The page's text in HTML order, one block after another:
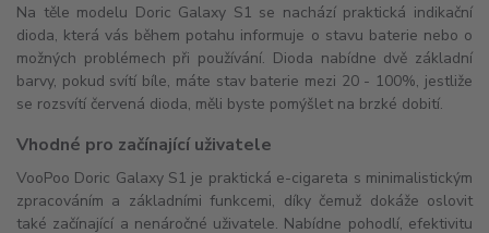
Na těle modelu Doric Galaxy S1 se nachází praktická indikační
dioda, která vás během potahu informuje o stavu baterie nebo o
možných problémech při používání. Dioda nabídne dvě základní
barvy, pokud svítí bíle, máte stav baterie mezi 20 - 100%, jestliže
se rozsvítí červená dioda, měli byste pomýšlet na brzké dobití.
Vhodné pro začínající uživatele
VooPoo Doric Galaxy S1 je praktická e-cigareta s minimalistickým
zpracováním a základními funkcemi, díky čemuž dokáže oslovit
také začínající a nenáročné uživatele. Nabídne pohodlí, efektivitu